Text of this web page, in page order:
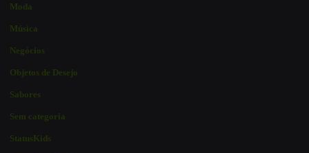
Moda
Música
Negócios
Objetos de Desejo
Sabores
Sem categoria
StatusKids